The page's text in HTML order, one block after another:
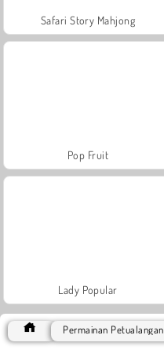
Safari Story Mahjong
Pop Fruit
Lady Popular
Permainan Petualangan